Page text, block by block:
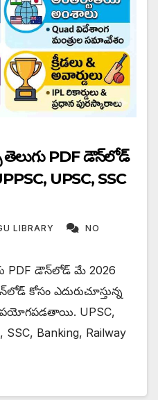
PDF డౌన్‌లోడ్
UPSC, SSC
LIBRARY NO
PDF డౌన్‌లోడ్ మే 2026
కోసం ఎదురుచూస్తున్న
ఉపయోగపడతాయి. UPSC,
SSC, Banking, Railway